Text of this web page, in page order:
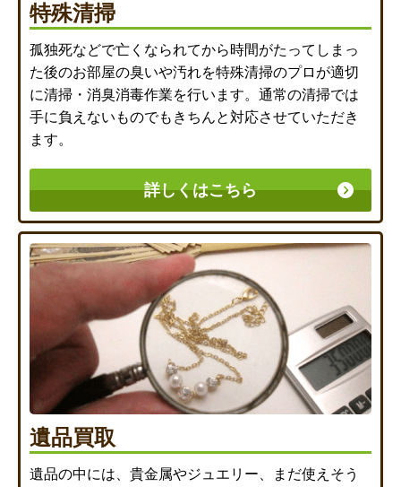
特殊清掃
孤独死などで亡くなられてから時間がたってしまっ
た後のお部屋の臭いや汚れを特殊清掃のプロが適切
に清掃・消臭消毒作業を行います。通常の清掃では
手に負えないものでもきちんと対応させていただき
ます。
詳しくはこちら
遺品買取
遺品の中には、貴金属やジュエリー、まだ使えそう